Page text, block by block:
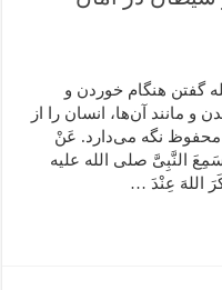
گفتن هنگام خوردن و
مانند آن‌ها، انسان را از
محفوظ نگه می‌دارد. عَنْ
النَّبِیَّ صلی الله علیه
اللهَ عِنْدَ …